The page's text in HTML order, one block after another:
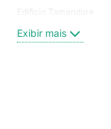
Edificio Tamandare
Exibir mais